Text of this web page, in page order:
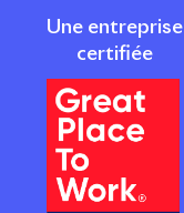
Une entreprise
certifiée